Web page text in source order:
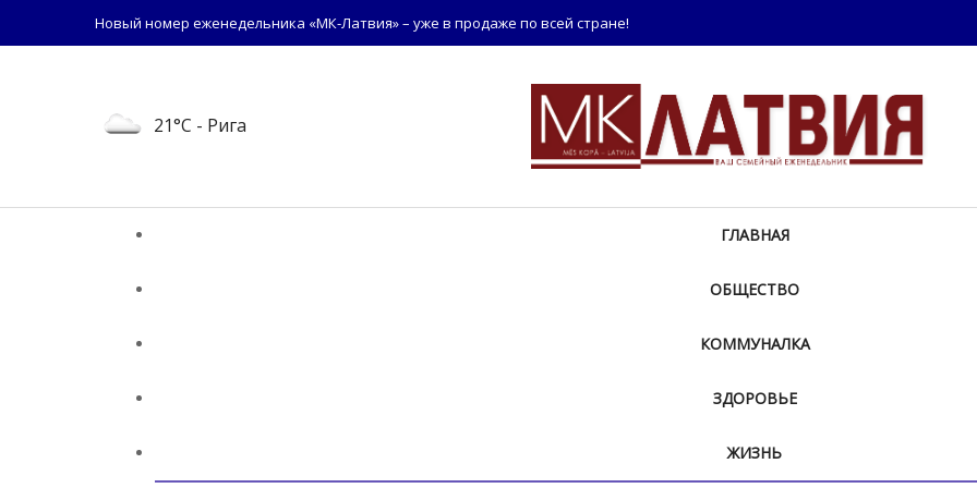
Новый номер еженедельника «МК-Латвия» – уже в продаже по всей стране!
21°C - Рига
ГЛАВНАЯ
ОБЩЕСТВО
КОММУНАЛКА
ЗДОРОВЬЕ
ЖИЗНЬ